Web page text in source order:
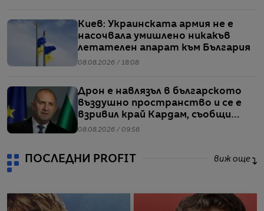
Киев: Украинската армия не е
насочвала умишлено никакъв
летателен апарат към България
08.08.2026 / 18:08
Дрон е навлязъл в българското
въздушно пространство и се е
взривил край Кардам, съобщи
Радев
08.08.2026 / 09:56
ПОСЛЕДНИ PROFIT виж още